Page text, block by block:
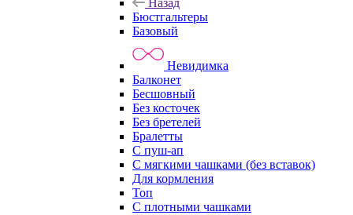
Назад
Бюстгальтеры
Базовый
Невидимка
Балконет
Бесшовный
Без косточек
Без бретелей
Бралетты
С пуш-ап
С мягкими чашками (без вставок)
Для кормления
Топ
С плотными чашками